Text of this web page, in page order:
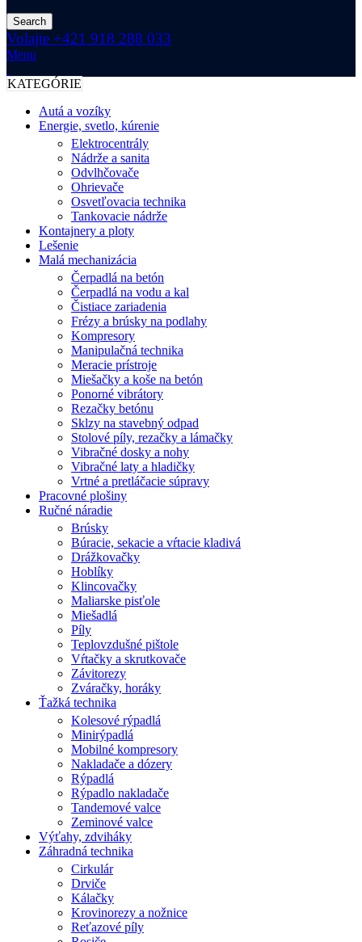
Search
Volajte +421 918 288 033
Menu
KATEGÓRIE
Autá a vozíky
Energie, svetlo, kúrenie
Elektrocentrály
Nádrže a sanita
Odvlhčovače
Ohrievače
Osvetľovacia technika
Tankovacie nádrže
Kontajnery a ploty
Lešenie
Malá mechanizácia
Čerpadlá na betón
Čerpadlá na vodu a kal
Čistiace zariadenia
Frézy a brúsky na podlahy
Kompresory
Manipulačná technika
Meracie prístroje
Miešačky a koše na betón
Ponorné vibrátory
Rezačky betónu
Sklzy na stavebný odpad
Stolové píly, rezačky a lámačky
Vibračné dosky a nohy
Vibračné laty a hladičky
Vrtné a pretláčacie súpravy
Pracovné plošiny
Ručné náradie
Brúsky
Búracie, sekacie a vŕtacie kladivá
Drážkovačky
Hoblíky
Klincovačky
Maliarske pisťole
Miešadlá
Píly
Teplovzdušné pištole
Vŕtačky a skrutkovače
Závitorezy
Zváračky, horáky
Ťažká technika
Kolesové rýpadlá
Minirýpadlá
Mobilné kompresory
Nakladače a dózery
Rýpadlá
Rýpadlo nakladače
Tandemové valce
Zeminové valce
Výťahy, zdviháky
Záhradná technika
Cirkulár
Drviče
Kálačky
Krovinorezy a nožnice
Reťazové píly